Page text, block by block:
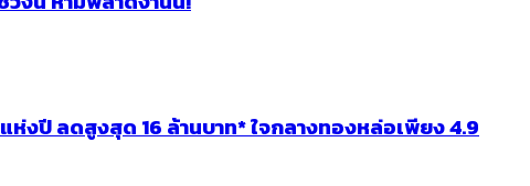
ห่งปี ลดสูงสุด 16 ล้านบาท* ใจกลางทองหล่อเพียง 4.9